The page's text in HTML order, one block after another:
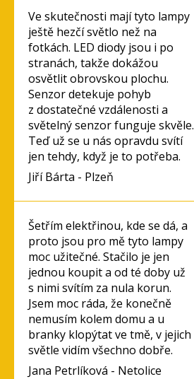
Ve skutečnosti mají tyto lampy
ještě hezčí světlo než na
fotkách. LED diody jsou i po
stranách, takže dokážou
osvětlit obrovskou plochu.
Senzor detekuje pohyb
z dostatečné vzdálenosti a
světelný senzor funguje skvěle.
Teď už se u nás opravdu svítí
jen tehdy, když je to potřeba.
Jiří Bárta - Plzeň
Šetřím elektřinou, kde se dá, a
proto jsou pro mě tyto lampy
moc užitečné. Stačilo je jen
jednou koupit a od té doby už
s nimi svítím za nula korun.
Jsem moc ráda, že konečně
nemusím kolem domu a u
branky klopýtat ve tmě, v jejich
světle vidím všechno dobře.
Jana Petrlíková - Netolice